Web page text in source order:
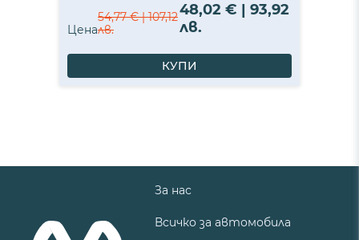
Цена
54,77 € | 107,12
лв.
48,02 € | 93,92
лв.
КУПИ
За нас
Всичко за автомобила